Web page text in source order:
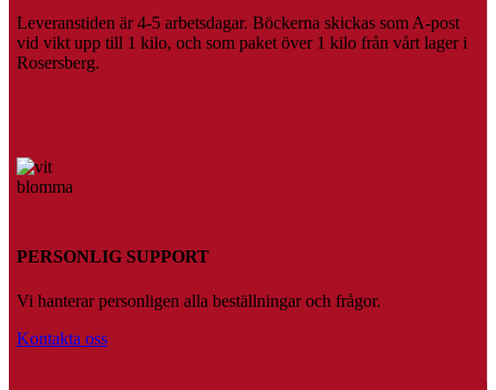
Leveranstiden är 4-5 arbetsdagar. Böckerna skickas som A-post
vid vikt upp till 1 kilo, och som paket över 1 kilo från vårt lager i
Rosersberg.
PERSONLIG SUPPORT
Vi hanterar personligen alla beställningar och frågor.
Kontakta oss